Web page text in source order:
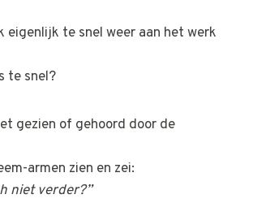
eigenlijk te snel weer aan het werk
te snel?
gezien of gehoord door de
armen zien en zei:
niet verder?”